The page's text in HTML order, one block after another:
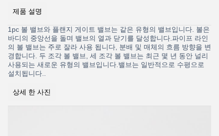
제품 설명
1pc 볼 밸브와 플랜지 게이트 밸브는 같은 유형의 밸브입니다. 볼은
바디의 중앙선을 돌며 밸브의 열과 닫기를 달성합니다.파이프 라인
의 볼 밸브는 주로 잘라 사용 됩니다, 분배 및 매체의 흐름 방향을 변
경합니다. 두 조각 볼 밸브, 세 조각 볼 밸브는 최근 몇 년 동안 널리
사용되는 새로운 유형의 밸브입니다.밸브는 일반적으로 수평으로
설치됩니다..
상세 한 사진